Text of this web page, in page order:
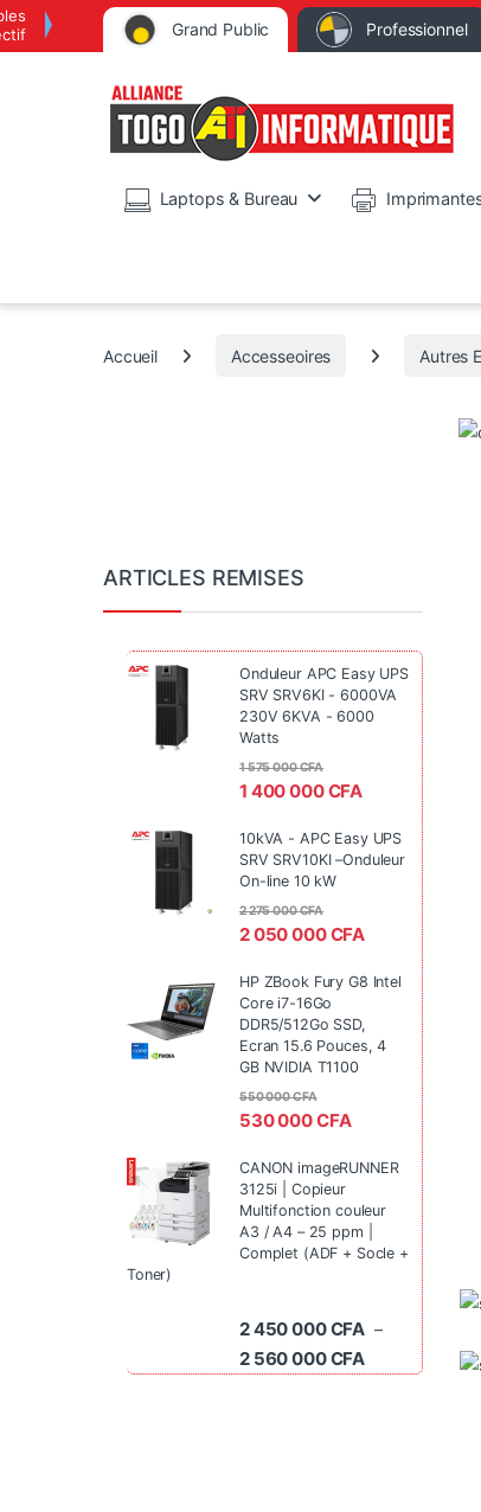
Grand Public Professionnel
Laptops & Bureau
Accueil Accesseoires Autres
ARTICLES REMISES
Onduleur APC Easy UPS
SRV SRV6KI - 6000VA
230V 6KVA - 6000
Watts
1 400 000CFA
1 575 000CFA
10kVA - APC Easy UPS
SRV SRV10KI –Onduleur
On-line 10 kW
2 050 000CFA
2 275 000CFA
HP ZBook Fury G8 Intel
Core i7-16Go
DDR5/512Go SSD,
Ecran 15.6 Pouces, 4
GB NVIDIA T1100
530 000CFA
550 000CFA
CANON imageRUNNER
3125i | Copieur
Multifonction couleur
A3 / A4 – 25 ppm |
Complet (ADF + Socle +
Toner)
2 450 000CFA –
2 560 000CFA Plage de prix